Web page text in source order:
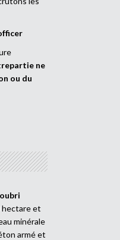
ne
ou du
hectare et
minérale
armé et